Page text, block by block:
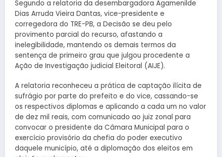
Segundo a relatoria da desembargadora Agamenilde
Dias Arruda Vieira Dantas, vice-presidente e
corregedora do TRE-PB, a Decisão se deu pelo
provimento parcial do recurso, afastando a
inelegibilidade, mantendo os demais termos da
sentença de primeiro grau que julgou procedente a
Ação de Investigação judicial Eleitoral (AIJE).
A relatoria reconheceu a prática de captação ilícita de
sufrágio por parte do prefeito e do vice, cassando-se
os respectivos diplomas e aplicando a cada um no valor
de dez mil reais, com comunicado ao juiz zonal para
convocar o presidente da Câmara Municipal para o
exercício provisório da chefia do poder executivo
daquele município, até a diplomação dos eleitos em